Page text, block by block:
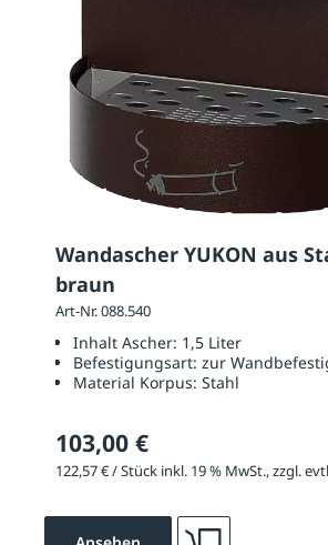
Wandascher YUKON aus
braun
Art-Nr. 088.540
Inhalt Ascher: 1,5 Liter
Befestigungsart: zur
Material Korpus: Stahl
103,00 €
122,57 € / Stück inkl. 19 % MwSt., zzgl.